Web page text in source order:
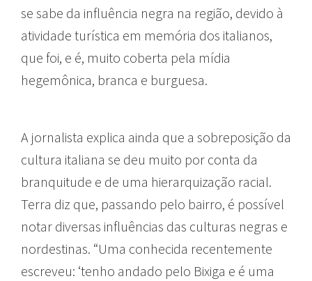
se sabe da influência negra na região, devido à
atividade turística em memória dos italianos,
que foi, e é, muito coberta pela mídia
hegemônica, branca e burguesa.
A jornalista explica ainda que a sobreposição da
cultura italiana se deu muito por conta da
branquitude e de uma hierarquização racial.
Terra diz que, passando pelo bairro, é possível
notar diversas influências das culturas negras e
nordestinas. “Uma conhecida recentemente
escreveu: ‘tenho andado pelo Bixiga e é uma